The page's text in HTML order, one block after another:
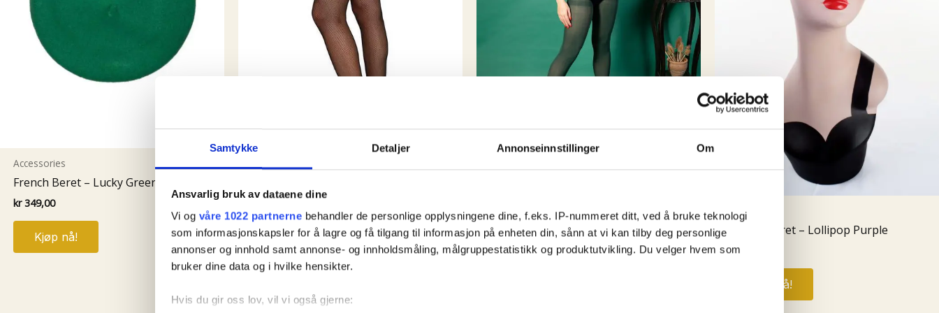
Samtykke Detaljer Annonseinnstillinger Om
Ansvarlig bruk av dataene dine
Vi og våre 1022 partnerne behandler de personlige opplysningene dine, f.eks. IP-nummeret ditt, ved å bruke teknologi
som informasjonskapsler for å lagre og få tilgang til informasjon på enheten din, sånn at vi kan tilby deg personlige
annonser og innhold samt annonse- og innholdsmåling, målgruppestatistikk og produktutvikling. Du velger hvem som
bruker dine data og i hvilke hensikter.
Hvis du gir oss lov, vil vi også gjerne:
Accessories
French Beret – Lucky Green
kr349,00
Kjøp nå!
Elvira Net Tights
kr329,00
Kjøp nå!
Dette
produktet
flere
M L XL
50-talls klær
kr169,00
Kjøp nå!
Dette
produktet
Accessories
French Beret – Lollipop Purple
kr349,00
Kjøp nå!